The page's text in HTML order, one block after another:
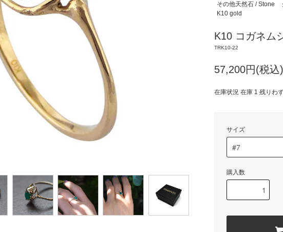
その他天然石 / Stone
K10 gold
K10 コガネム
TRK10-22
57,200円(税込)
在庫状況 在庫 1 残りわ
サイズ
購入数